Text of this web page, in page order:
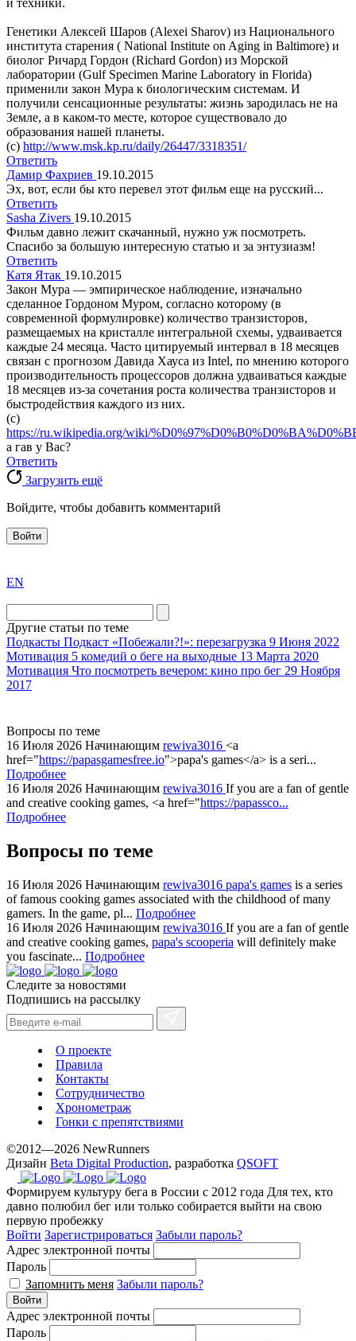
Генетики Алексей Шаров (Alexei Sharov) из Национального
института старения ( National Institute on Aging in Baltimore) и
биолог Ричард Гордон (Richard Gordon) из Морской
лаборатории (Gulf Specimen Marine Laboratory in Florida)
применили закон Мура к биологическим системам. И
получили сенсационные результаты: жизнь зародилась не на
Земле, а в каком-то месте, которое существовало до
образования нашей планеты.
(c) http://www.msk.kp.ru/daily/26447/3318351/
Ответить
Дамир Фахриев 19.10.2015
Эх, вот, если бы кто перевел этот фильм еще на русский...
Ответить
Sasha Zivers 19.10.2015
Фильм давно лежит скачанный, нужно уж посмотреть.
Спасибо за большую интересную статью и за энтузиазм!
Ответить
Катя Ятак 19.10.2015
Закон Мура — эмпирическое наблюдение, изначально
сделанное Гордоном Муром, согласно которому (в
современной формулировке) количество транзисторов,
размещаемых на кристалле интегральной схемы, удваивается
каждые 24 месяца. Часто цитируемый интервал в 18 месяцев
связан с прогнозом Давида Хауса из Intel, по мнению которого
производительность процессоров должна удваиваться каждые
18 месяцев из-за сочетания роста количества транзисторов и
быстродействия каждого из них.
(с)
https://ru.wikipedia.org/wiki/
а гав у Вас?
Ответить
Загрузить ещё
Войдите, чтобы добавить комментарий
Войти
the
division
agent
watch
replica
showcases
substantial
swiss
replica
bvlgari
watches
+maserati
online
cheap
https://ylfactoryrolex.com/
hilarity
exceptional
method.
www.yvessaintlaurent.to
with
the
best
prices.
EN
Другие статьи по теме
Подкасты Подкаст «Побежали?!»: перезагрузка 9 Июня 2022
Мотивация 5 комедий о беге на выходные 13 Марта 2020
Мотивация Что посмотреть вечером: кино про бег 29 Ноября
2017
Вопросы по теме
16 Июля 2026 Начинающим rewiva3016 <a
href="https://papasgamesfree.io">papa's games</a> is a seri...
Подробнее
16 Июля 2026 Начинающим rewiva3016 If you are a fan of gentle
and creative cooking games, <a href="https://papassco...
Подробнее
Вопросы по теме
16 Июля 2026 Начинающим rewiva3016 papa's games is a series
of famous cooking games associated with the childhood of many
gamers. In the game, pl... Подробнее
16 Июля 2026 Начинающим rewiva3016 If you are a fan of gentle
and creative cooking games, papa's scooperia will definitely make
you fascinate... Подробнее
Следите за новостями
Подпишись на рассылку
О проекте
Правила
Контакты
Сотрудничество
Хронометраж
Гонки с препятствиями
©2012—2026 NewRunners
Дизайн Beta Digital Production, разработка QSOFT
Формируем культуру бега в России с 2012 года Для тех, кто
давно полюбил бег или только собирается выйти на свою
первую пробежку
Войти Зарегистрироваться Забыли пароль?
Адрес электронной почты
Пароль
Запомнить меня Забыли пароль?
Войти
Адрес электронной почты
Пароль